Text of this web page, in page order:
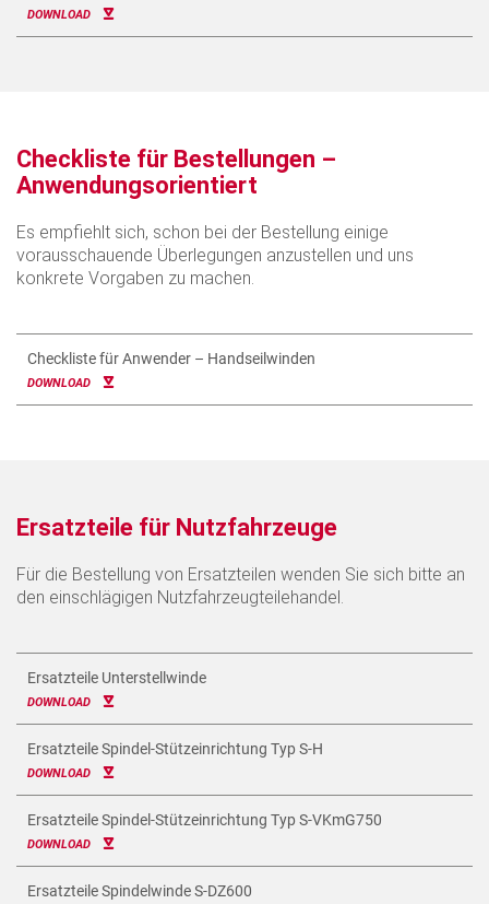
DOWNLOAD
Checkliste für Bestellungen –
Anwendungsorientiert
Es empfiehlt sich, schon bei der Bestellung einige
vorausschauende Überlegungen anzustellen und uns
konkrete Vorgaben zu machen.
Checkliste für Anwender – Handseilwinden
DOWNLOAD
Ersatzteile für Nutzfahrzeuge
Für die Bestellung von Ersatzteilen wenden Sie sich bitte an
den einschlägigen Nutzfahrzeugteilehandel.
Ersatzteile Unterstellwinde
DOWNLOAD
Ersatzteile Spindel-Stützeinrichtung Typ S-H
DOWNLOAD
Ersatzteile Spindel-Stützeinrichtung Typ S-VKmG750
DOWNLOAD
Ersatzteile Spindelwinde S-DZ600